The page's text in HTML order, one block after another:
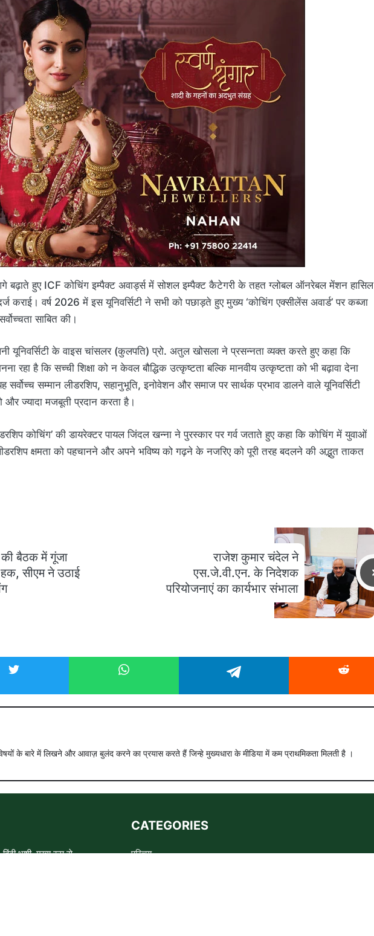
बढ़ाते हुए ICF कोचिंग इम्पैक्ट अवार्ड्स में सोशल इम्पैक्ट कैटेगरी के तहत ग्लोबल ऑनरेबल मेंशन हासिल
कराई। वर्ष 2026 में इस यूनिवर्सिटी ने सभी को पछाड़ते हुए मुख्य ‘कोचिंग एक्सीलेंस अवार्ड’ पर कब्जा
साबित की।
यूनिवर्सिटी के वाइस चांसलर (कुलपति) प्रो. अतुल खोसला ने प्रसन्नता व्यक्त करते हुए कहा कि
रहा है कि सच्ची शिक्षा को न केवल बौद्धिक उत्कृष्टता बल्कि मानवीय उत्कृष्टता को भी बढ़ावा देना
सर्वोच्च सम्मान लीडरशिप, सहानुभूति, इनोवेशन और समाज पर सार्थक प्रभाव डालने वाले यूनिवर्सिटी
ज्यादा मजबूती प्रदान करता है।
कोचिंग’ की डायरेक्टर पायल जिंदल खन्ना ने पुरस्कार पर गर्व जताते हुए कहा कि कोचिंग में युवाओं
क्षमता को पहचानने और अपने भविष्य को गढ़ने के नजरिए को पूरी तरह बदलने की अद्भुत ताकत
की बैठक में गूंजा
सीएम ने उठाई
राजेश कुमार चंदेल ने
एस.जे.वी.एन. के निदेशक
परियोजनाएं का कार्यभार संभाला
के बारे में लिखने और आवाज़ बुलंद करने का प्रयास करते हैं जिन्हे मुख्यधारा के मीडिया में कम प्राथमिकता मिलती है ।
भाषी, मुख्य रूप से
CATEGORIES
परिचय